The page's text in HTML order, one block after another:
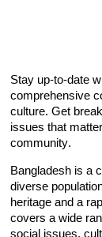
Stay up-to-date
comprehensive
culture. Get
issues that
community.
Bangladesh is a
diverse
heritage and a
covers a wide